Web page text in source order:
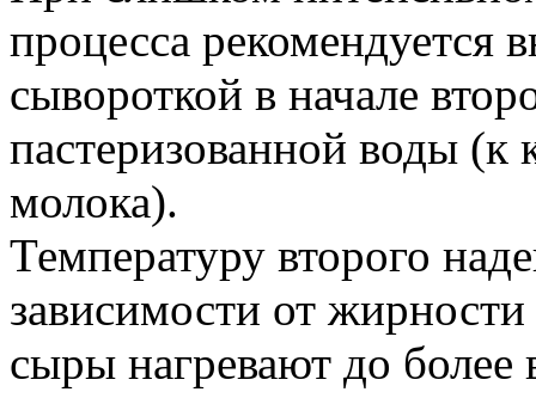
процесса рекомендуется
сывороткой в начале
пастеризованной воды (к
молока).
Температуру второго
зависимости от
сыры нагревают до